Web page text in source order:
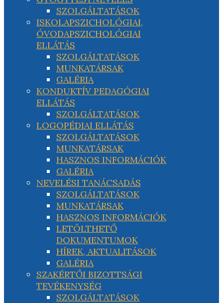
SZOLGÁLTATÁSOK
ISKOLAPSZICHOLÓGIAI,
ÓVODAPSZICHOLÓGIAI
ELLÁTÁS
SZOLGÁLTATÁSOK
MUNKATÁRSAK
GALÉRIA
KONDUKTÍV PEDAGÓGIAI
ELLÁTÁS
SZOLGÁLTATÁSOK
LOGOPÉDIAI ELLÁTÁS
SZOLGÁLTATÁSOK
MUNKATÁRSAK
HASZNOS INFORMÁCIÓK
GALÉRIA
NEVELÉSI TANÁCSADÁS
SZOLGÁLTATÁSOK
MUNKATÁRSAK
HASZNOS INFORMÁCIÓK
LETÖLTHETŐ
DOKUMENTUMOK
HÍREK, AKTUALITÁSOK
GALÉRIA
SZAKÉRTŐI BIZOTTSÁGI
TEVÉKENYSÉG
SZOLGÁLTATÁSOK